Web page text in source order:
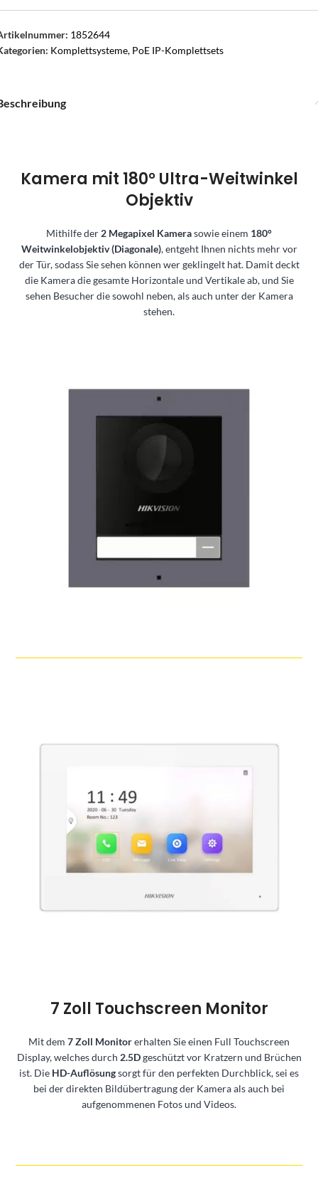
1852644
Komplettsysteme, PoE IP-Komplettsets
Kamera mit 180° Ultra-Weitwinkel
Objektiv
Mithilfe der 2 Megapixel Kamerasowie einem 180°
Weitwinkelobjektiv (Diagonale), entgeht Ihnen nichts mehr vor
der Tür, sodass Sie sehen können wer geklingelt hat. Damit deckt
die Kamera die gesamte Horizontale und Vertikale ab, und Sie
sehen Besucher die sowohl neben, als auch unter der Kamera
stehen.
7 Zoll Touchscreen Monitor
Mit dem 7 Zoll Monitorerhalten Sie einen Full Touchscreen
Display, welches durch 2.5Dgeschützt vor Kratzern und Brüchen
ist. Die HD-Auflösungsorgt für den perfekten Durchblick, sei es
bei der direkten Bildübertragung der Kamera als auch bei
aufgenommenen Fotos und Videos.